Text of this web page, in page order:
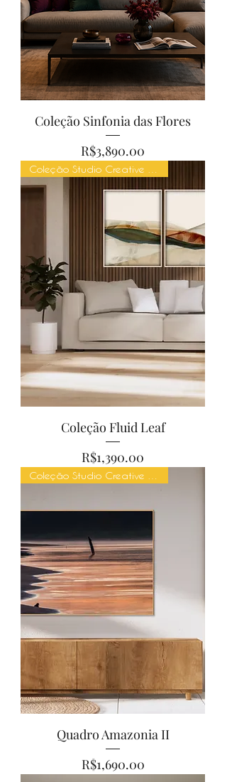
Coleção Sinfonia das Flores
Price
R$3,890.00
Coleção Fluid Leaf
Price
R$1,390.00
Quadro Amazonia II
Price
R$1,690.00